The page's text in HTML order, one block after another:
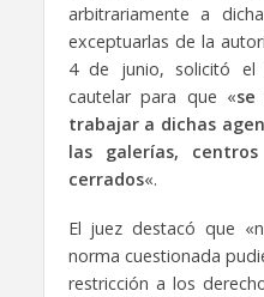
arbitrariamente a
exceptuarlas de la
4 de junio, solicitó el
cautelar para que «
trabajar a dichas
las galerías,
cerrados«.
El juez destacó que
norma cuestionada
restricción a los